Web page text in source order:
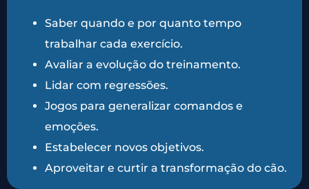
Saber quando e por quanto tempo
trabalhar cada exercício.
Avaliar a evolução do treinamento.
Lidar com regressões.
Jogos para generalizar comandos e
emoções.
Estabelecer novos objetivos.
Aproveitar e curtir a transformação do cão.